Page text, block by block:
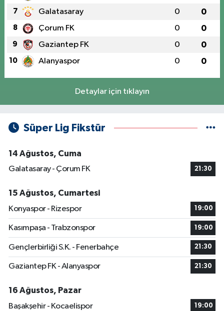
7 Galatasaray 0 0
8 Çorum FK 0 0
9 Gaziantep FK 0 0
10 Alanyaspor 0 0
Detaylar için tıklayın
Süper Lig Fikstür
14 Ağustos, Cuma
Galatasaray - Çorum FK
21:30
15 Ağustos, Cumartesi
Konyaspor - Rizespor
19:00
Kasımpaşa - Trabzonspor 19:00
Gençlerbirliği S.K. - Fenerbahçe 21:30
Gaziantep FK - Alanyaspor 21:30
16 Ağustos, Pazar
Başakşehir - Kocaelispor
19:00